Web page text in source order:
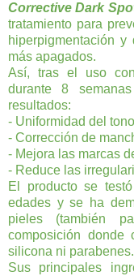
Corrective Dark
tratamiento para
hiperpigmentación
más apagados.
Así, tras el uso
durante 8
resultados:
- Uniformidad del tono
- Corrección de
- Mejora las marcas
- Reduce las
El producto se
edades y se ha
pieles (también
composición donde
silicona ni parabenes.
Sus principales